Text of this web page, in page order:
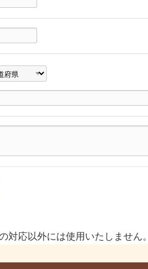
応以外には使用いたしません。